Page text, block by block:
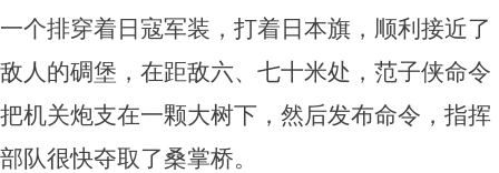
一个排穿着日寇军装，打着日本旗，顺利接近了
敌人的碉堡，在距敌六、七十米处，范子侠命令
把机关炮支在一颗大树下，然后发布命令，指挥
部队很快夺取了桑掌桥。